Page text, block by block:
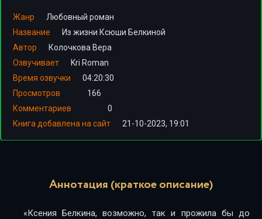
Жанр
Любовный роман
Название
Из жизни Ксюши Белкиной
Автор
Колочкова Вера
Озвучивает
Kri Roman
Время озвучки
04:20:30
Просмотров
166
Комментариев
0
Книга добавлена на сайт
21-10-2023, 19:01
Аннотация (краткое описание)
«Ксения Белкина, возможно, так и прожила бы до